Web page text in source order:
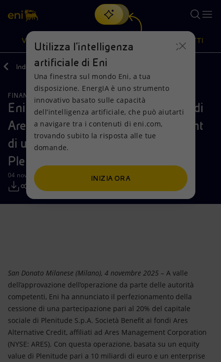
Cerca
scopri EnergIA, la nostra nuova soluzione di intelligenza
artificiale.
VISIONE
Visione
Mission e valori
Persone e Partnership
Net Zero
Modello satellitare
Scenari energetici
Azioni
Diversificazione energetica
Tecnologie per la transizione
Collaborazioni per l'innovazione
Attività nel mondo
PRODOTTI
Prodotti
Casa
Imprese
Mobilità
Indietro Media Comunicati Stampa
FINANZA, STRATEGIA E REPORT
Eni: perfezionata la cessione ai fondi
Ares Alternative Credit Management
di una partecipazione del 20% in
Plenitude
04 novembre 2025 - 13:20 CET
San Donato Milanese (Milano), 4 novembre 2025 – A valle
dell’approvazione dell’operazione da parte delle autorità
competenti, Eni ha annunciato il perfezionamento della
cessione di una partecipazione pari al 20% del capitale
sociale di Plenitude S.p.A. Società Benefit ai fondi Ares
Alternative Credit, affiliati ad Ares Management Corporation
(NYSE: ARES). Con questa operazione, basata su un equity
value di Plenitude pari a 10 miliardi di euro e un enterprise
Utilizza l'intelligenza
artificiale di Eni
Una finestra sul mondo Eni, a tua
disposizione. EnergIA è uno strumento
innovativo basato sulle capacità
dell’intelligenza artificiale, che può aiutarti
a navigare tra i contenuti di eni.com,
trovando subito la risposta alle tue
domande.
INIZIA ORA